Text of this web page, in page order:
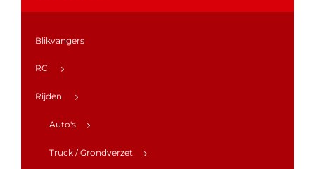
Blikvangers
RC
Rijden
Auto's
Truck / Grondverzet